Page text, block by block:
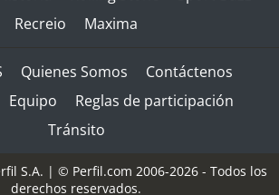
Recreio
Maxima
Quienes Somos
Contáctenos
Equipo
Reglas de participación
Tránsito
S.A. | © Perfil.com 2006-2026 - Todos los
derechos reservados.